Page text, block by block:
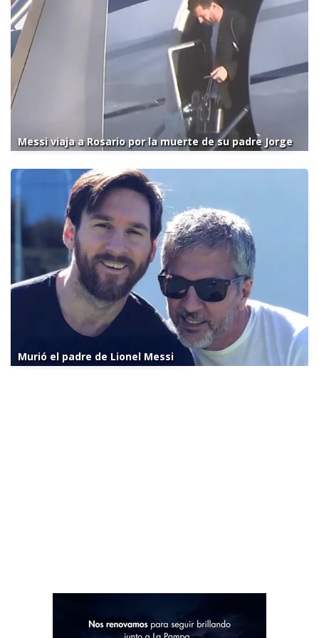
Messi viaja a Rosario por la muerte de su padre Jorge
Murió el padre de Lionel Messi